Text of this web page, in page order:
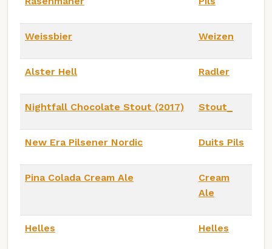
Weissbier Weizen
Alster Hell Radler
Nightfall Chocolate Stout (2017) Stout_
New Era Pilsener Nordic Duits Pils
Pina Colada Cream Ale
Cream
Ale
Helles Helles